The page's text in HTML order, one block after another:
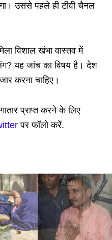
उससे पहले ही टीवी चैनल
विशाल खंभा वास्तव में
यह जांच का विषय है। देश
करना चाहिए।
प्राप्त करने के लिए
पर फॉलो करें.